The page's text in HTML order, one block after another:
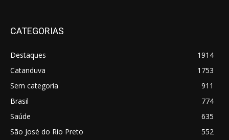
CATEGORIAS
Destaques
1914
Catanduva
1753
Sem categoria
911
Brasil
774
Saúde
635
São José do Rio Preto
552